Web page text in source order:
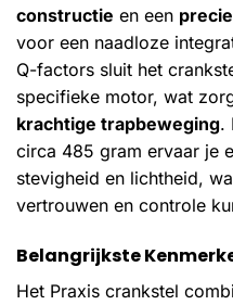
constructie en een
voor een naadloze
Q-factors sluit het
specifieke motor, wat
krachtige trapbeweging.
circa 485 gram ervaar je
stevigheid en lichtheid,
vertrouwen en controle
Belangrijkste
Het Praxis crankstel